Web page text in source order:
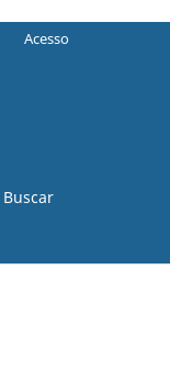
Buscar
Acesso